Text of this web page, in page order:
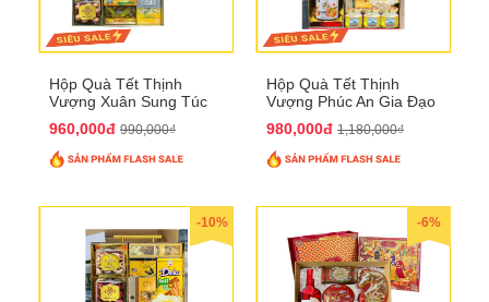
Hộp Quà Tết Thịnh
Vượng Xuân Sung Túc
960,000đ 990,000₫
Hộp Quà Tết Thịnh
Vượng Phúc An Gia Đạo
980,000đ 1,180,000₫
-10% -6%